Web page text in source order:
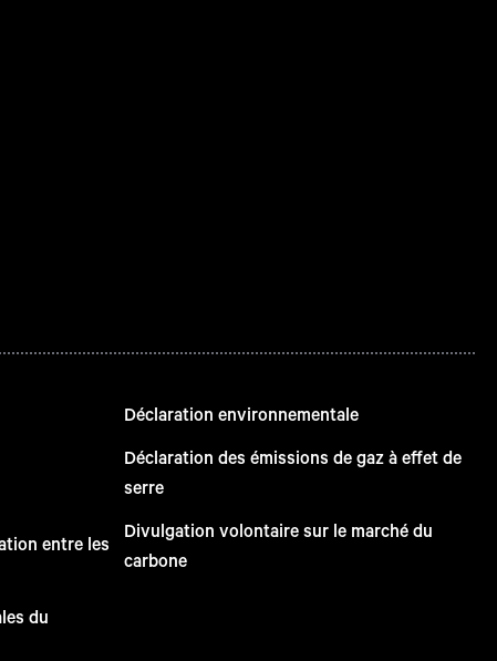
entre les
du
Déclaration environnementale
Déclaration des émissions de gaz à effet de
serre
Divulgation volontaire sur le marché du
carbone